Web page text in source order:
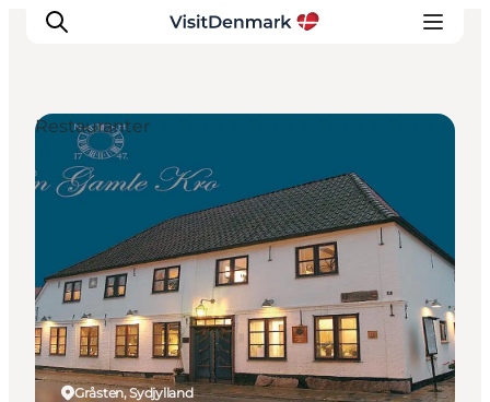
Inspirasjon
Aktiviteter
Overnatting
Planlegg reisen
Gråsten, Sydjylland
Restauranter